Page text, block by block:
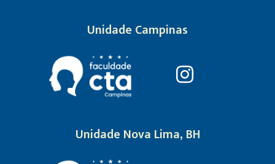
Unidade Campinas
Unidade Nova Lima, BH